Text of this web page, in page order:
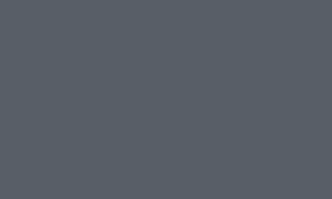
Australien aufgestiegen – alle 25 Acts im Kurzcheck
wollen den Sieg in Wien